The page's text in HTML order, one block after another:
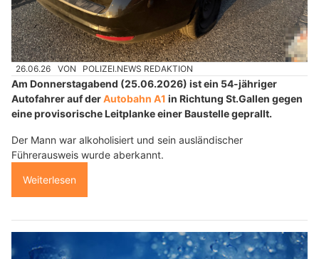
26.06.26 VON POLIZEI.NEWS REDAKTION
Am Donnerstagabend (25.06.2026) ist ein 54-jähriger
Autofahrer auf derAutobahn A1 in Richtung St.Gallen gegen
eine provisorische Leitplanke einer Baustelle geprallt.
Der Mann war alkoholisiert und sein ausländischer
Führerausweis wurde aberkannt.
Weiterlesen